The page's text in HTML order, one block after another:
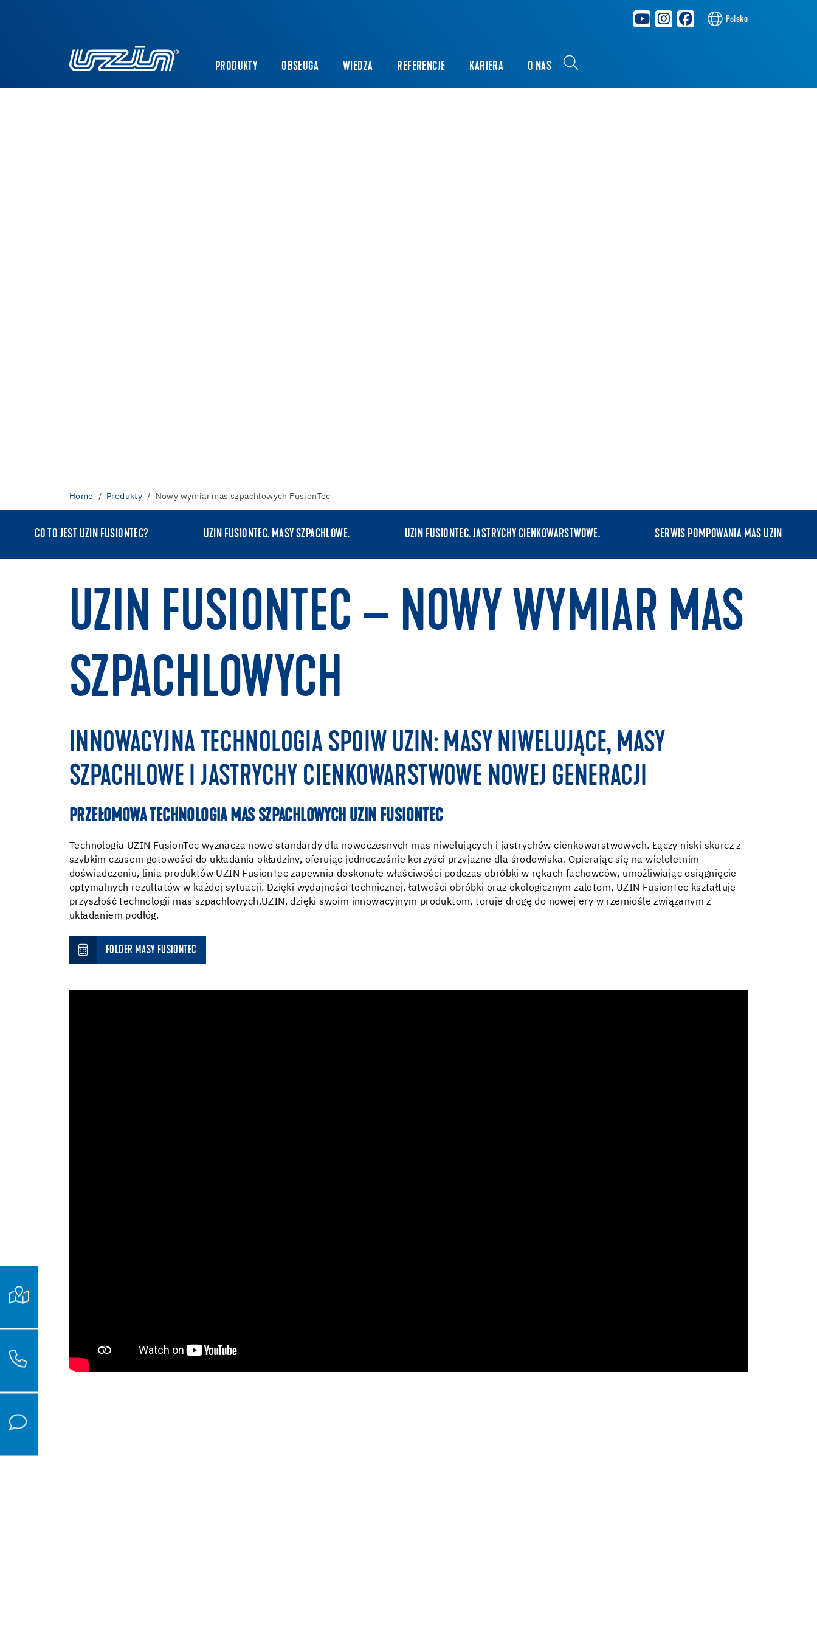
Polska
PRODUKTY OBSŁUGA WIEDZA REFERENCJE KARIERA O NAS
Home Produkty Nowy wymiar mas szpachlowych FusionTec
CO TO JEST UZIN FUSIONTEC? UZIN FUSIONTEC. MASY SZPACHLOWE. UZIN FUSIONTEC. JASTRYCHY CIENKOWARSTWOWE. SERWIS POMPOWANIA MAS UZIN
UZIN FUSIONTEC – NOWY WYMIAR MAS
SZPACHLOWYCH
INNOWACYJNA TECHNOLOGIA SPOIW UZIN: MASY NIWELUJĄCE, MASY
SZPACHLOWE I JASTRYCHY CIENKOWARSTWOWE NOWEJ GENERACJI
PRZEŁOMOWA TECHNOLOGIA MAS SZPACHLOWYCH UZIN FUSIONTEC
Technologia UZIN FusionTec wyznacza nowe standardy dla nowoczesnych mas niwelujących i jastrychów cienkowarstwowych. Łączy niski skurcz z
szybkim czasem gotowości do układania okładziny, oferując jednocześnie korzyści przyjazne dla środowiska. Opierając się na wieloletnim
doświadczeniu, linia produktów UZIN FusionTec zapewnia doskonałe właściwości podczas obróbki w rękach fachowców, umożliwiając osiągnięcie
optymalnych rezultatów w każdej sytuacji. Dzięki wydajności technicznej, łatwości obróbki oraz ekologicznym zaletom, UZIN FusionTec kształtuje
przyszłość technologii mas szpachlowych.UZIN, dzięki swoim innowacyjnym produktom, toruje drogę do nowej ery w rzemiośle związanym z
układaniem podłóg.
FOLDER MASY FUSIONTEC